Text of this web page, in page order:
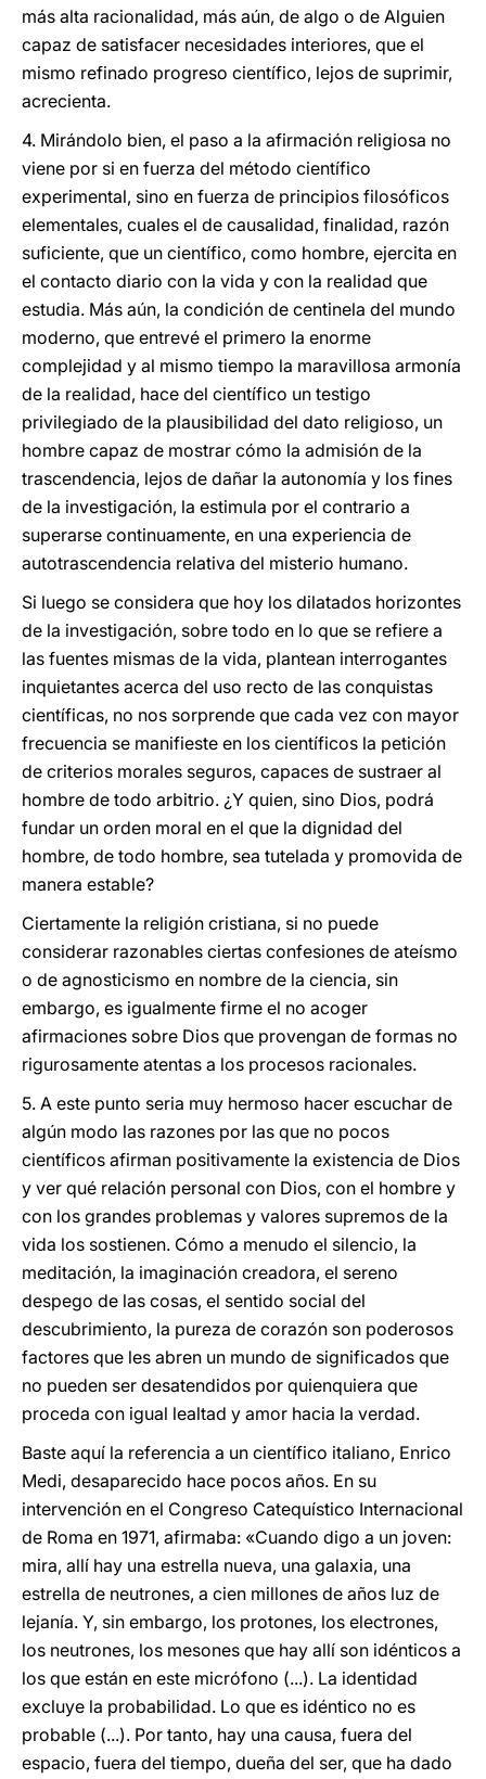
más alta racionalidad, más aún, de algo o de Alguien
capaz de satisfacer necesidades interiores, que el
mismo refinado progreso científico, lejos de suprimir,
acrecienta.
4. Mirándolo bien, el paso a la afirmación religiosa no
viene por si en fuerza del método científico
experimental, sino en fuerza de principios filosóficos
elementales, cuales el de causalidad, finalidad, razón
suficiente, que un científico, como hombre, ejercita en
el contacto diario con la vida y con la realidad que
estudia. Más aún, la condición de centinela del mundo
moderno, que entrevé el primero la enorme
complejidad y al mismo tiempo la maravillosa armonía
de la realidad, hace del científico un testigo
privilegiado de la plausibilidad del dato religioso, un
hombre capaz de mostrar cómo la admisión de la
trascendencia, lejos de dañar la autonomía y los fines
de la investigación, la estimula por el contrario a
superarse continuamente, en una experiencia de
autotrascendencia relativa del misterio humano.
Si luego se considera que hoy los dilatados horizontes
de la investigación, sobre todo en lo que se refiere a
las fuentes mismas de la vida, plantean interrogantes
inquietantes acerca del uso recto de las conquistas
científicas, no nos sorprende que cada vez con mayor
frecuencia se manifieste en los científicos la petición
de criterios morales seguros, capaces de sustraer al
hombre de todo arbitrio. ¿Y quien, sino Dios, podrá
fundar un orden moral en el que la dignidad del
hombre, de todo hombre, sea tutelada y promovida de
manera estable?
Ciertamente la religión cristiana, si no puede
considerar razonables ciertas confesiones de ateísmo
o de agnosticismo en nombre de la ciencia, sin
embargo, es igualmente firme el no acoger
afirmaciones sobre Dios que provengan de formas no
rigurosamente atentas a los procesos racionales.
5. A este punto seria muy hermoso hacer escuchar de
algún modo las razones por las que no pocos
científicos afirman positivamente la existencia de Dios
y ver qué relación personal con Dios, con el hombre y
con los grandes problemas y valores supremos de la
vida los sostienen. Cómo a menudo el silencio, la
meditación, la imaginación creadora, el sereno
despego de las cosas, el sentido social del
descubrimiento, la pureza de corazón son poderosos
factores que les abren un mundo de significados que
no pueden ser desatendidos por quienquiera que
proceda con igual lealtad y amor hacia la verdad.
Baste aquí la referencia a un científico italiano, Enrico
Medi, desaparecido hace pocos años. En su
intervención en el Congreso Catequístico Internacional
de Roma en 1971, afirmaba: «Cuando digo a un joven:
mira, allí hay una estrella nueva, una galaxia, una
estrella de neutrones, a cien millones de años luz de
lejanía. Y, sin embargo, los protones, los electrones,
los neutrones, los mesones que hay allí son idénticos a
los que están en este micrófono (...). La identidad
excluye la probabilidad. Lo que es idéntico no es
probable (...). Por tanto, hay una causa, fuera del
espacio, fuera del tiempo, dueña del ser, que ha dado